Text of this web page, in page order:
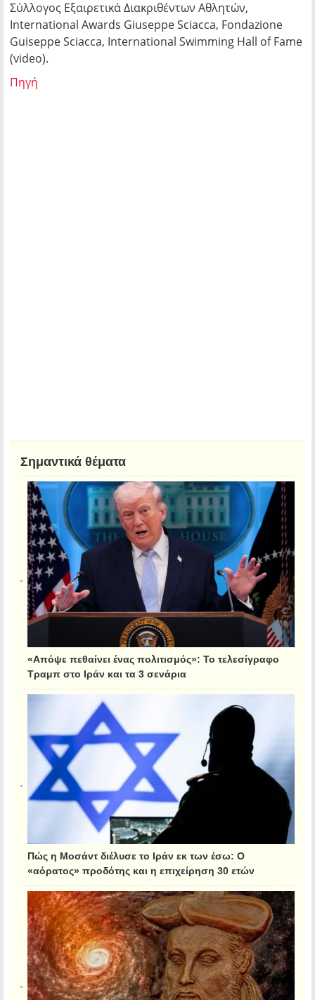
Σύλλογος Εξαιρετικά Διακριθέντων Αθλητών,
International Awards Giuseppe Sciacca, Fondazione
Guiseppe Sciacca, International Swimming Hall of Fame
(video).
Πηγή
Σημαντικά θέματα
«Απόψε πεθαίνει ένας πολιτισμός»: Το τελεσίγραφο
Τραμπ στο Ιράν και τα 3 σενάρια
Πώς η Μοσάντ διέλυσε το Ιράν εκ των έσω: Ο
«αόρατος» προδότης και η επιχείρηση 30 ετών